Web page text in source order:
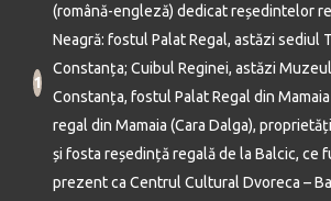
1
(română-engleză) dedicat reședintelor
Neagră: fostul Palat Regal, astăzi sediul
Constanța; Cuibul Reginei, astăzi
Constanța, fostul Palat Regal din
regal din Mamaia (Cara Dalga),
și fosta reședință regală de la Balcic, ce
prezent ca Centrul Cultural Dvoreca –